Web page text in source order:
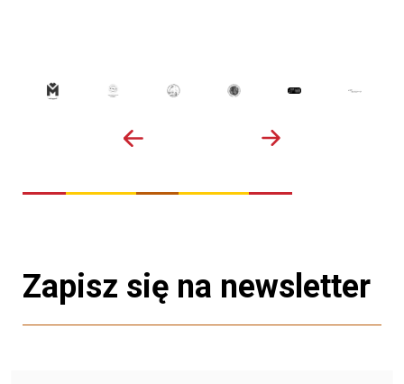
Zapisz się na newsletter